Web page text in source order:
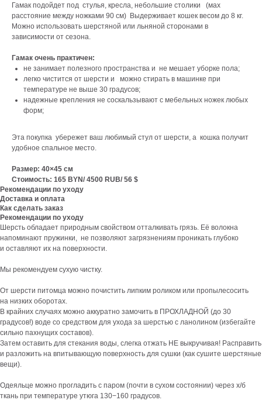
Гамак подойдет под стулья, кресла, небольшие столики (мax
расстояние между ножками 90 см) Выдерживает кошек весом до 8 кг.
Можно использовать шерстяной или льняной сторонами в
зависимости от сезона.
Гамак очень практичен:
не занимает полезного пространства и не мешает уборке пола;
легко чистится от шерсти и можно стирать в машинке при
температуре не выше 30 градусов;
надежные крепления не соскальзывают с мебельных ножек любых
форм;
Эта покупка убережет ваш любимый стул от шерсти, а кошка получит
удобное спальное место.
Размер: 40×45 см
Стоимость: 165 BYN/ 4500 RUB/ 56 $
Рекомендации по уходу
Доставка и оплата
Как сделать заказ
Рекомендации по уходу
Шерсть обладает природным свойством отталкивать грязь. Её волокна
напоминают пружинки, не позволяют загрязнениям проникать глубоко
и оставляют их на поверхности.
Мы рекомендуем сухую чистку.
От шерсти питомца можно почистить липким роликом или пропылесосить
на низких оборотах.
В крайних случаях можно аккуратно замочить в ПРОХЛАДНОЙ (до 30
градусов!) воде со средством для ухода за шерстью с ланолином (избегайте
сильно пахнущих составов).
Затем оставить для стекания воды, слегка отжать НЕ выкручивая! Расправить
и разложить на впитывающую поверхность для сушки (как сушите шерстяные
вещи).
Одеяльце можно прогладить с паром (почти в сухом состоянии) через х/б
ткань при температуре утюга 130−160 градусов.